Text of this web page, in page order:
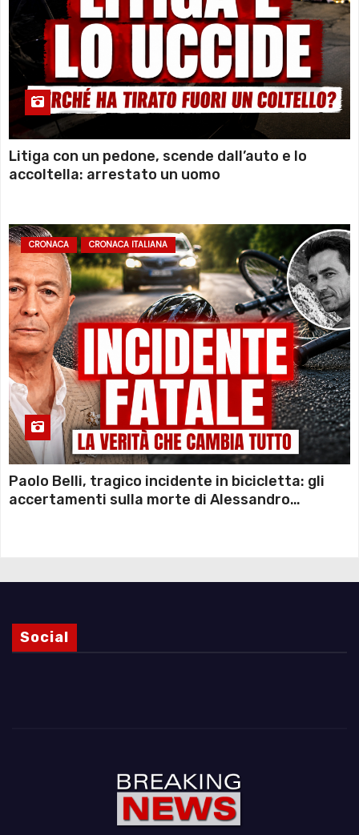
Litiga con un pedone, scende dall’auto e lo
accoltella: arrestato un uomo
CRONACA CRONACA ITALIANA
Paolo Belli, tragico incidente in bicicletta: gli
accertamenti sulla morte di Alessandro
Social